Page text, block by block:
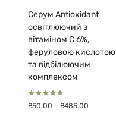
Серум Antioxidant
освітлюючий з
вітаміном С 6%,
феруловою кислотою
та відбілюючим
комплексом
Оцінено в
4.89
₴50.00 – ₴485.00